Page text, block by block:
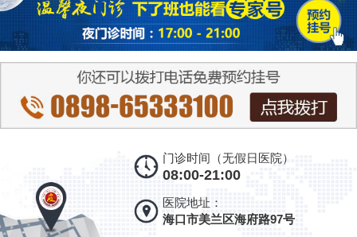
门诊时间（无假日医院）
08:00-21:00
医院地址：
海口市美兰区海府路97号